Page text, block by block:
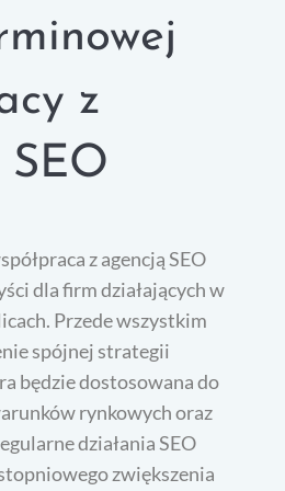
z
z agencją SEO
dla firm działających w
Przede wszystkim
spójnej strategii
będzie dostosowana do
rynkowych oraz
działania SEO
zwiększenia